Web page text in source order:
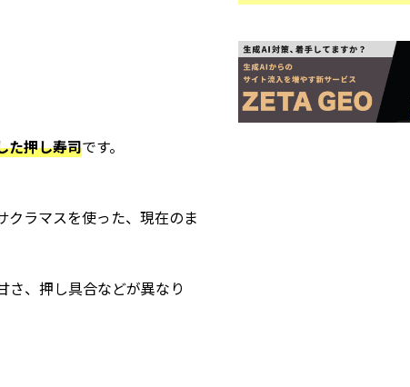
た押し寿司です。
ラマスを使った、現在のま
さ、押し具合などが異なり